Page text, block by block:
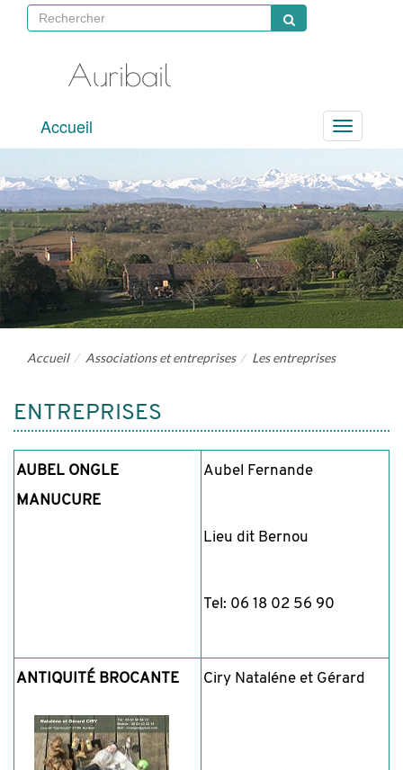
Auribail
site
officiel
Menu
Accueil
Accueil Associations et entreprises Les entreprises
ENTREPRISES
AUBEL ONGLE
MANUCURE
Aubel Fernande
Lieu dit Bernou
Tel: 06 18 02 56 90
ANTIQUITÉ BROCANTE Ciry Nataléne et Gérard